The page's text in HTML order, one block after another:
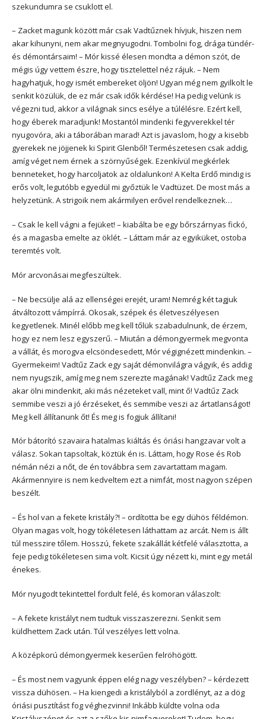
szekundumra se csuklott el.
– Zacket magunk között már csak Vadtűznek hívjuk, hiszen nem
akar kihunyni, nem akar megnyugodni. Tombolni fog, drága tündér-
és démontársaim! – Mór kissé élesen mondta a démon szót, de
mégis úgy vettem észre, hogy tisztelettel néz rájuk. – Nem
hagyhatjuk, hogy ismét embereket öljön! Ugyan még nem gyilkolt le
senkit közülük, de ez már csak idők kérdése! Ha pedig velünk is
végezni tud, akkor a világnak sincs esélye a túlélésre. Ezért kell,
hogy éberek maradjunk! Mostantól mindenki fegyverekkel tér
nyugovóra, aki a táborában marad! Azt is javaslom, hogy a kisebb
gyerekek ne jöjjenek ki Spirit Glenből! Természetesen csak addig,
amíg véget nem érnek a szörnyűségek. Ezenkívül megkérlek
benneteket, hogy harcoljatok az oldalunkon! A Kelta Erdő mindig is
erős volt, legutóbb egyedül mi győztük le Vadtüzet. De most más a
helyzetünk. A strigoik nem akármilyen erővel rendelkeznek…
– Csak le kell vágni a fejüket! – kiabálta be egy bőrszárnyas fickó,
és a magasba emelte az öklét. – Láttam már az egyiküket, ostoba
teremtés volt.
Mór arcvonásai megfeszültek.
– Ne becsülje alá az ellenségei erejét, uram! Nemrég két tagjuk
átváltozott vámpírrá. Okosak, szépek és életveszélyesen
kegyetlenek. Minél előbb meg kell tőlük szabadulnunk, de érzem,
hogy ez nem lesz egyszerű. – Miután a démongyermek megvonta
a vállát, és morogva elcsöndesedett, Mór végignézett mindenkin. –
Gyermekeim! Vadtűz Zack egy saját démonvilágra vágyik, és addig
nem nyugszik, amíg meg nem szerezte magának! Vadtűz Zack meg
akar ölni mindenkit, aki más nézeteket vall, mint ő! Vadtűz Zack
semmibe veszi a jó érzéseket, és semmibe veszi az ártatlanságot!
Meg kell állítanunk őt! És meg is fogjuk állítani!
Mór bátorító szavaira hatalmas kiáltás és óriási hangzavar volt a
válasz. Sokan tapsoltak, köztük én is. Láttam, hogy Rose és Rob
némán nézi a nőt, de én továbbra sem zavartattam magam.
Akármennyire is nem kedveltem ezt a nimfát, most nagyon szépen
beszélt.
– És hol van a fekete kristály?! – ordította be egy dühös féldémon.
Olyan magas volt, hogy tökéletesen láthattam az arcát. Nem is állt
túl messzire tőlem. Hosszú, fekete szakállát kétfelé választotta, a
feje pedig tökéletesen sima volt. Kicsit úgy nézett ki, mint egy metál
énekes.
Mór nyugodt tekintettel fordult felé, és komoran válaszolt:
– A fekete kristályt nem tudtuk visszaszerezni. Senkit sem
küldhettem Zack után. Túl veszélyes lett volna.
A középkorú démongyermek keserűen felröhögött.
– És most nem vagyunk éppen elég nagy veszélyben? – kérdezett
vissza dühösen. – Ha kiengedi a kristályból a zordlényt, az a dög
óriási pusztítást fog véghezvinni! Inkább küldte volna oda